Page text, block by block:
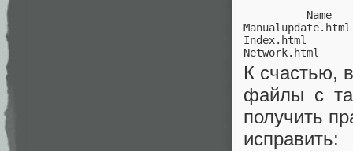
Name
Index.html
Network.html
К счастью,
файлы с
получить
исправить: